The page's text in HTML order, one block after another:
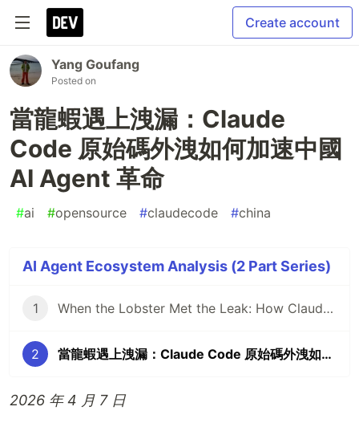
Create account
Yang Goufang
Posted on
當龍蝦遇上洩漏：Claude
Code 原始碼外洩如何加速中國
AI Agent 革命
#ai #opensource #claudecode #china
AI Agent Ecosystem Analysis (2 Part Series)
1 When the Lobster Met the Leak: How Claude Code's Source Code Exposure Supercharged China's AI Agent Revolution
2 當龍蝦遇上洩漏：Claude Code 原始碼外洩如何加速中國 AI Agent 革命
2026 年 4 月 7 日